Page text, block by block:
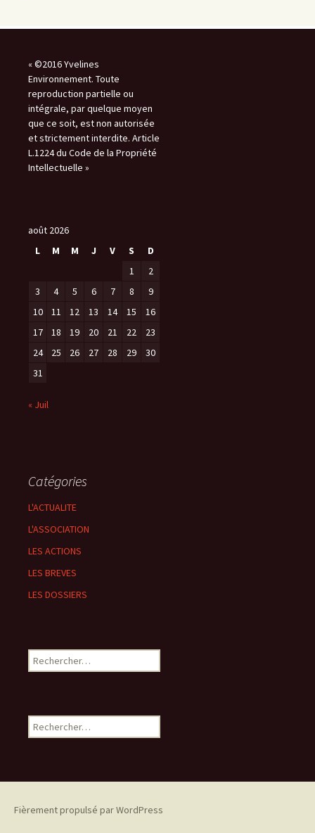
« ©2016 Yvelines
Environnement. Toute
reproduction partielle ou
intégrale, par quelque moyen
que ce soit, est non autorisée
et strictement interdite. Article
L.1224 du Code de la Propriété
Intellectuelle »
août 2026
L
M M J V S
D
1
2
3
4 5 6 7 8
9
10
11 12 13 14 15
16
17
18 19 20 21 22
23
24
25 26 27 28 29
30
31
« Juil
Catégories
L'ACTUALITE
L'ASSOCIATION
LES ACTIONS
LES BREVES
LES DOSSIERS
Rechercher :
Rechercher :
Fièrement propulsé par WordPress